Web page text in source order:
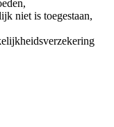
niet is toegestaan,